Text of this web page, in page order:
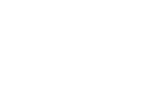
Deutschlands